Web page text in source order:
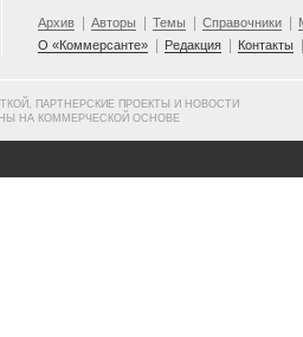
Архив Авторы Темы Справочники
О «Коммерсанте»
Редакция Контакты
ПАРТНЕРСКИЕ ПРОЕКТЫ И НОВОСТИ
НА КОММЕРЧЕСКОЙ ОСНОВЕ